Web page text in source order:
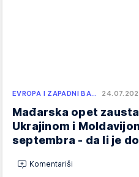
EVROPA I ZAPADNI BA…
Mađarska opet
Ukrajinom i
septembra - da li je
Komentariši